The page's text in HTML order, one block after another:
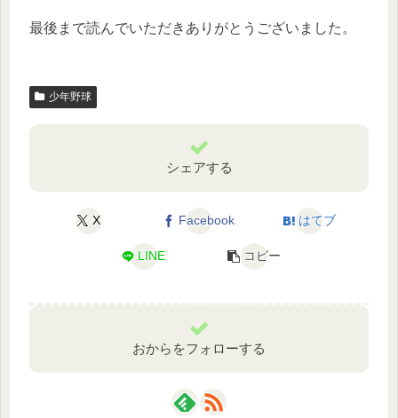
最後まで読んでいただきありがとうございました。
少年野球
シェアする
X Facebook はてブ
LINE コピー
おからをフォローする